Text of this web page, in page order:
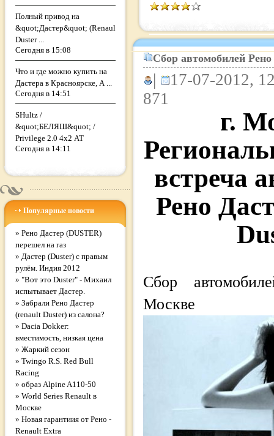
Полный привод на
&quot;Дастер&quot; (Renaul
Duster ...
Сегодня в 15:08
Что и где можно купить на
Дастера в Красноярске, А ...
Сегодня в 14:51
SHultz /
&quot;БЕЛЯШ&quot; /
Privilege 2.0 4x2 АТ
Сегодня в 14:11
Популярные новости
» Рено Дастер (DUSTER)
перешел на газ
» Дастер (Duster) с правым
рулём. Индия 2012
» "Вот это Duster" - Михаил
испытывает Дастер.
» Забрали Рено Дастер
(renault Duster) из салона?
» Dacia Dokker:
вместимость, низкая цена
» Жаркий сезон
» Twingo R.S. Red Bull
Racing
» образ Alpine A110-50
» World Series Renault в
Москве
» Новая гарантиия от Рено -
Renault Extra
Сбор автомобилей
|
17-07-2012,
871
г.
встреча
Рено
Сбор
Москве